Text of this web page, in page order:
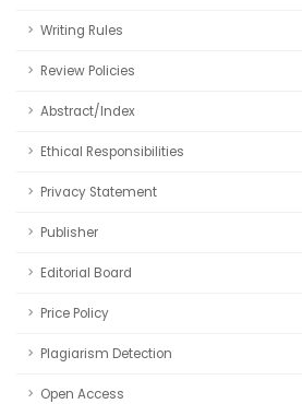
Writing Rules
Review Policies
Abstract/Index
Ethical Responsibilities
Privacy Statement
Publisher
Editorial Board
Price Policy
Plagiarism Detection
Open Access